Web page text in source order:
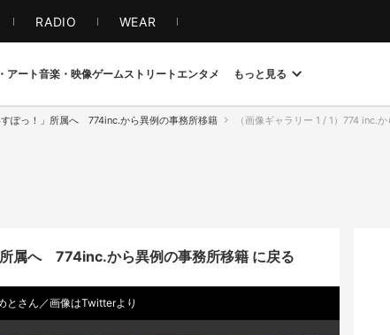
RADIO WEAR
アート音楽・映像ゲームストリート エンタメ もっと見る
ぽっ！」所属へ 774inc.から異例の事務所移籍 （画像ギャラリー 1 / 1）774 inc.から
属へ 774inc.から異例の事務所移籍 に戻る
とさん／画像はTwitterより